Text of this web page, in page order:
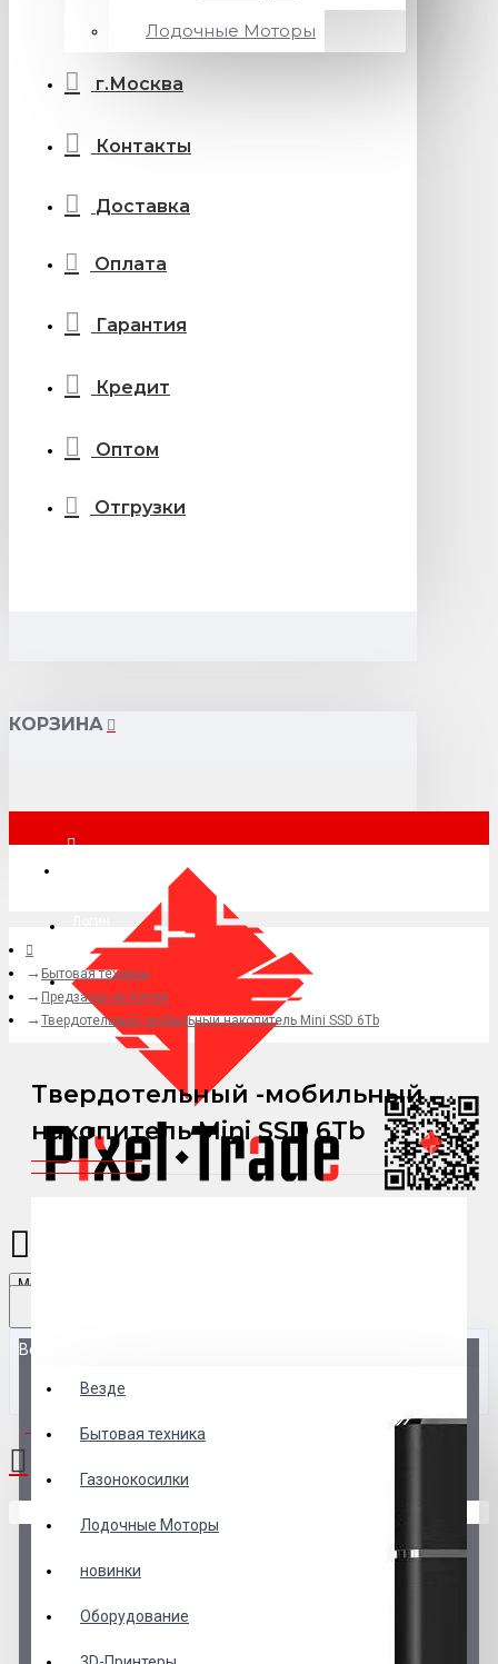
Лодочные Моторы
г.Москва
Контакты
Доставка
Оплата
Гарантия
Кредит
Оптом
Отгрузки
КОРЗИНА
+7 (495) 015-41-41
Menu
Везде
Везде
Бытовая техника
Газонокосилки
Лодочные Моторы
новинки
Оборудование
0 товар(ов) - 0 р.
Бытовая техника
Предзаказ из Китая
Твердотельный -мобильный накопитель Mini SSD 6Tb
Твердотельный -мобильный
накопитель Mini SSD 6Tb